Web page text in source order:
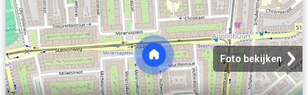
Foto bekijken